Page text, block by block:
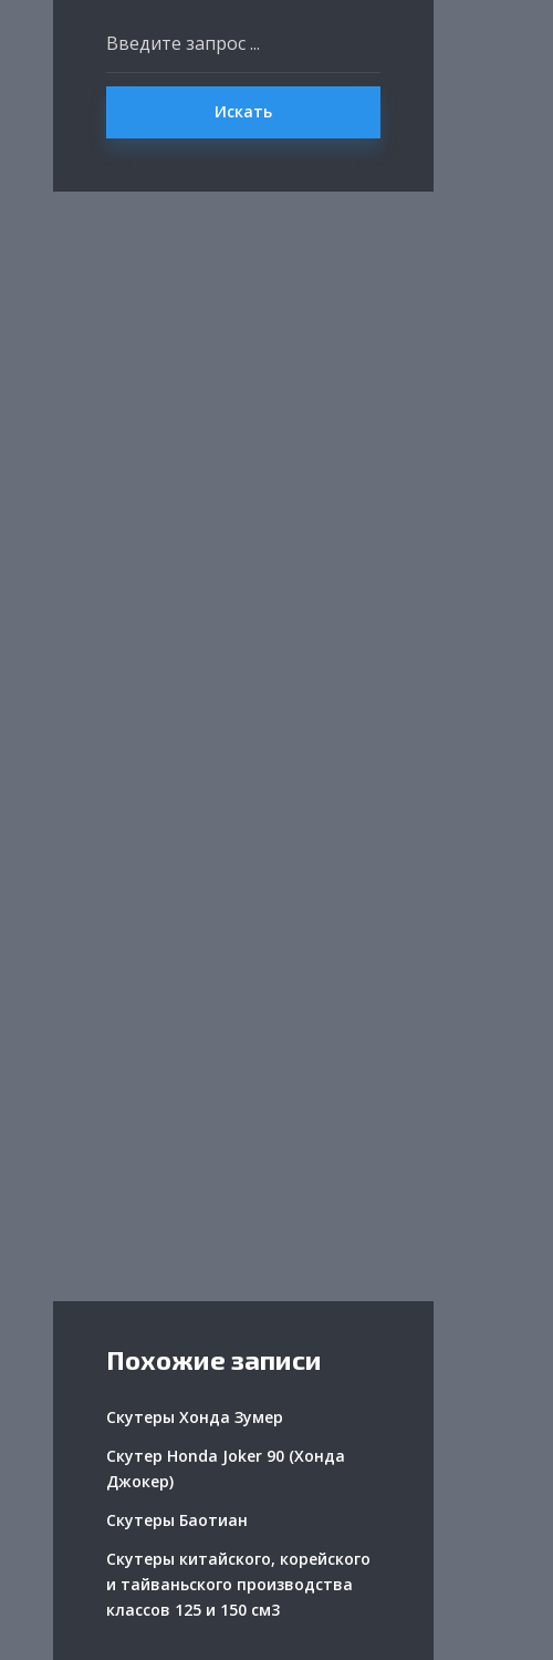
Искать
Похожие записи
Скутеры Хонда Зумер
Скутер Honda Joker 90 (Хонда
Джокер)
Скутеры Баотиан
Скутеры китайского, корейского
и тайваньского производства
классов 125 и 150 см3